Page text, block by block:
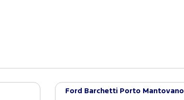
Ford Barchetti Porto Mantovano